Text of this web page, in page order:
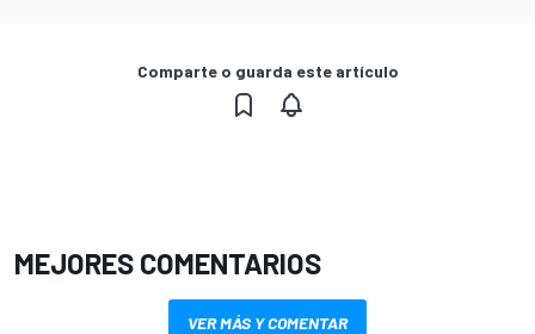
Comparte o guarda este artículo
MEJORES COMENTARIOS
VER MÁS Y COMENTAR